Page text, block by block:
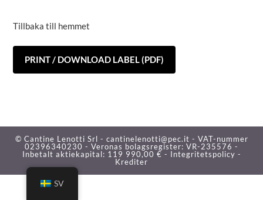
Tillbaka till hemmet
PRINT / DOWNLOAD LABEL (PDF)
© Cantine Lenotti Srl - cantinelenotti@pec.it - VAT-nummer
02396340230 - Veronas bolagsregister: VR-235576 -
Inbetalt aktiekapital: 119 990,00 € - Integritetspolicy -
Krediter
SV